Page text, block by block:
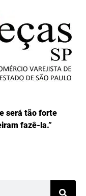
será tão forte
fazê-la.”